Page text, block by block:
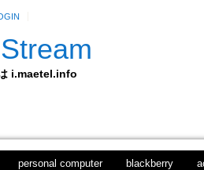
i.maetel.info
personal computer blackberry